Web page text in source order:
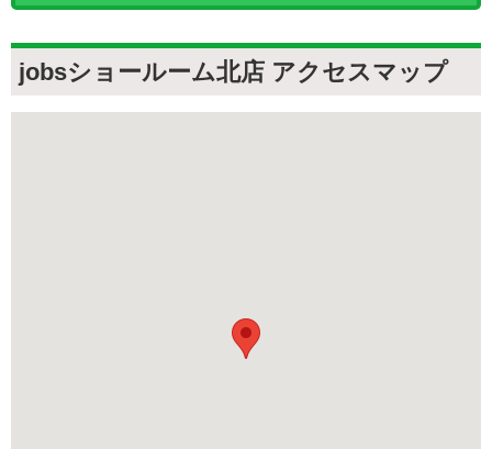
jobsショールーム北店 アクセスマップ